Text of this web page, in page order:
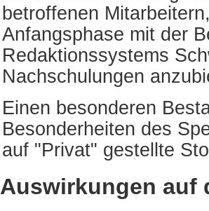
betroffenen
Anfangsphase mit der
Redaktionssystems
Nachschulungen
Einen besonderen
Besonderheiten des
auf "Privat" gestellte
Auswirkungen auf